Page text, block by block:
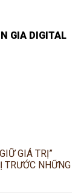
GIA DIGITAL
GIÁ TRỊ”
TRƯỚC NHỮNG